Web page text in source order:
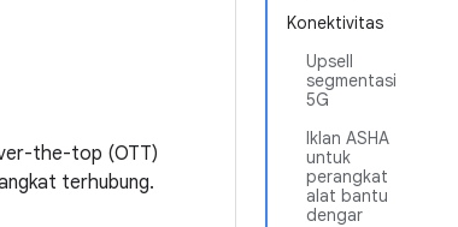
Konektivitas
Upsell
segmentasi
5G
Iklan ASHA
untuk
perangkat
alat bantu
dengar
the-top (OTT)
terhubung.